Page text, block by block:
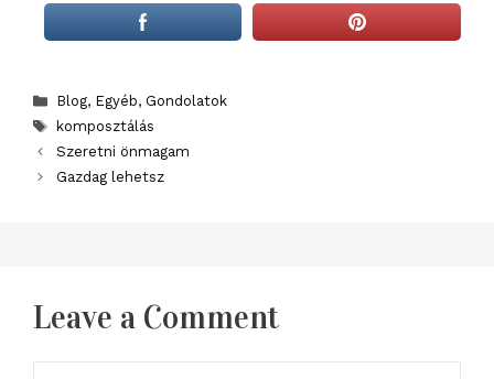
Categories
Blog, Egyéb, Gondolatok
Tags
komposztálás
Szeretni önmagam
Gazdag lehetsz
Leave a Comment